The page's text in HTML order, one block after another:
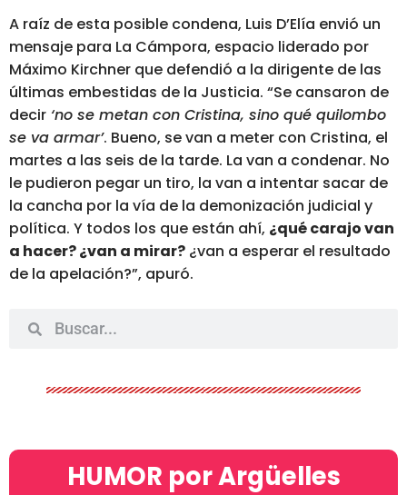
A raíz de esta posible condena, Luis D’Elía envió un
mensaje para La Cámpora, espacio liderado por
Máximo Kirchner que defendió a la dirigente de las
últimas embestidas de la Justicia. “Se cansaron de
decir ‘no se metan con Cristina, sino qué quilombo
se va armar’. Bueno, se van a meter con Cristina, el
martes a las seis de la tarde. La van a condenar. No
le pudieron pegar un tiro, la van a intentar sacar de
la cancha por la vía de la demonización judicial y
política. Y todos los que están ahí, ¿qué carajo van
a hacer? ¿van a mirar? ¿van a esperar el resultado
de la apelación?”, apuró.
HUMOR por Argüelles​